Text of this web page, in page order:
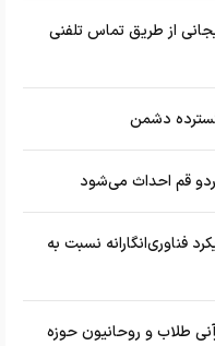
از طریق تماس تلفنی
قم احداث می‌شود
فناوری‌انگارانه نسبت به
طلاب و روحانیون حوزه